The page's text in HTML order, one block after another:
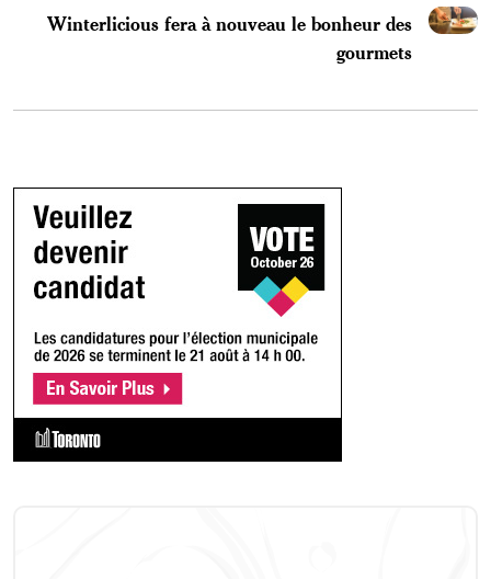
Winterlicious fera à nouveau le bonheur des
gourmets